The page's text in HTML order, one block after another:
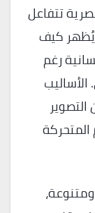
تتفاعل
يُظهر كيف
رغم